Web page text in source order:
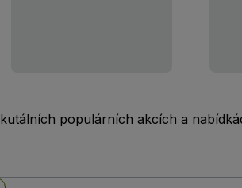
populárních akcích a